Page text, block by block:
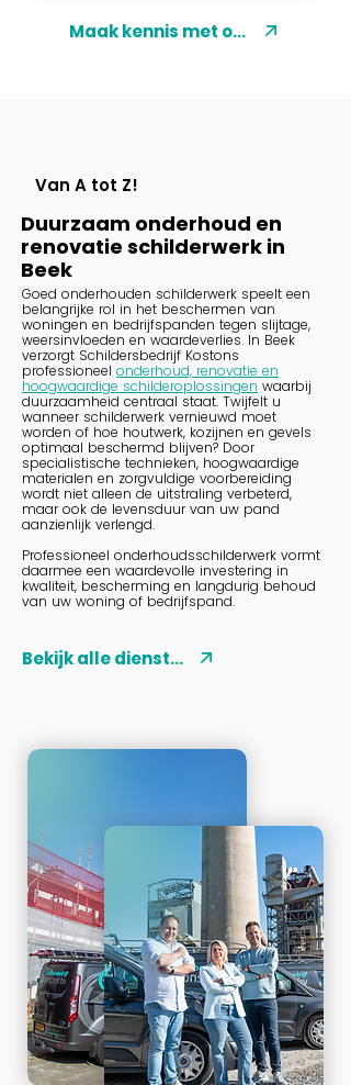
Maak kennis met ons
Van A tot Z!
Duurzaam onderhoud en
renovatie schilderwerk in
Beek
Goed onderhouden schilderwerk speelt een
belangrijke rol in het beschermen van
woningen en bedrijfspanden tegen slijtage,
weersinvloeden en waardeverlies. In Beek
verzorgt Schildersbedrijf Kostons
professioneel onderhoud, renovatie en
hoogwaardige schilderoplossingen waarbij
duurzaamheid centraal staat. Twijfelt u
wanneer schilderwerk vernieuwd moet
worden of hoe houtwerk, kozijnen en gevels
optimaal beschermd blijven? Door
specialistische technieken, hoogwaardige
materialen en zorgvuldige voorbereiding
wordt niet alleen de uitstraling verbeterd,
maar ook de levensduur van uw pand
aanzienlijk verlengd.
Professioneel onderhoudsschilderwerk vormt
daarmee een waardevolle investering in
kwaliteit, bescherming en langdurig behoud
van uw woning of bedrijfspand.
Bekijk alle diensten